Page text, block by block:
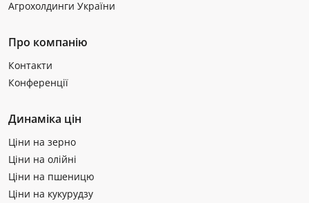
Агрохолдинги України
Про компанію
Контакти
Конференції
Динаміка цін
Ціни на зерно
Ціни на олійні
Ціни на пшеницю
Ціни на кукурудзу